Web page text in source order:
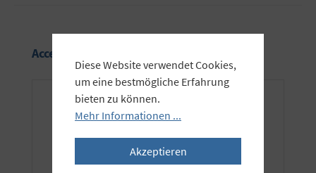
Produktgalerie überspringen
Accessory Items
Diese Website verwendet Cookies,
um eine bestmögliche Erfahrung
bieten zu können.
Mehr Informationen ...
Akzeptieren